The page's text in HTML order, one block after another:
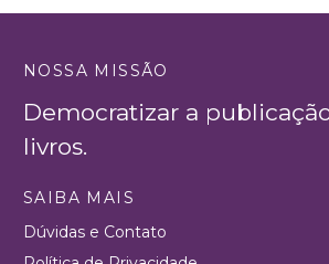
NOSSA MISSÃO
Democratizar a
livros.
SAIBA MAIS
Dúvidas e Contato